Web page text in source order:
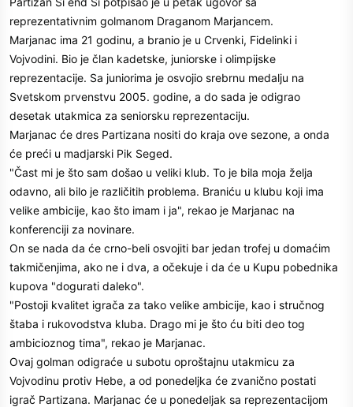
reprezentativnim golmanom Draganom Marjancem.
Marjanac ima 21 godinu, a branio je u Crvenki, Fidelinki i
Vojvodini. Bio je član kadetske, juniorske i olimpijske
reprezentacije. Sa juniorima je osvojio srebrnu medalju na
Svetskom prvenstvu 2005. godine, a do sada je odigrao
desetak utakmica za seniorsku reprezentaciju.
Marjanac će dres Partizana nositi do kraja ove sezone, a onda
će preći u madjarski Pik Seged.
"Čast mi je što sam došao u veliki klub. To je bila moja želja
odavno, ali bilo je različitih problema. Braniću u klubu koji ima
velike ambicije, kao što imam i ja", rekao je Marjanac na
konferenciji za novinare.
On se nada da će crno-beli osvojiti bar jedan trofej u domaćim
takmičenjima, ako ne i dva, a očekuje i da će u Kupu pobednika
kupova "dogurati daleko".
"Postoji kvalitet igrača za tako velike ambicije, kao i stručnog
štaba i rukovodstva kluba. Drago mi je što ću biti deo tog
ambicioznog tima", rekao je Marjanac.
Ovaj golman odigraće u subotu oproštajnu utakmicu za
Vojvodinu protiv Hebe, a od ponedeljka će zvanično postati
igrač Partizana. Marjanac će u ponedeljak sa reprezentacijom